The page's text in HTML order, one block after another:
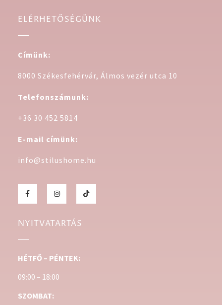
ELÉRHETŐSÉGÜNK
Címünk:
8000 Székesfehérvár, Álmos vezér utca 10
Telefonszámunk:
+36 30 452 5814
E-mail címünk:
info@stilushome.hu
NYITVATARTÁS
HÉTFŐ – PÉNTEK:
09:00 – 18:00
SZOMBAT: